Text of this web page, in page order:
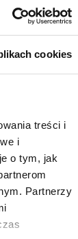
cookies
treści i
i
o tym, jak
Partnerzy
w
udało się
fraz:
na TOP